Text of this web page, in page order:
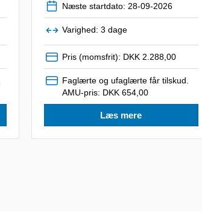
Læs mere
Næste startdato: 28-09-2026
Varighed: 3 dage
Pris (momsfrit): DKK 2.288,00
Faglærte og ufaglærte får tilskud.
AMU-pris: DKK 654,00